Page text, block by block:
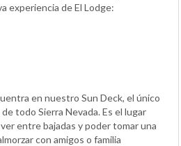
experiencia de El Lodge:
en nuestro Sun Deck, el único
todo Sierra Nevada. Es el lugar
entre bajadas y poder tomar una
con amigos o familia